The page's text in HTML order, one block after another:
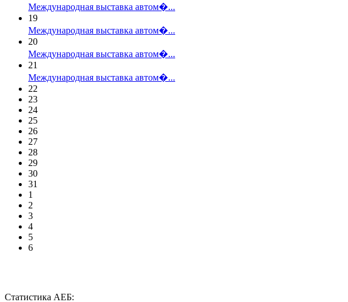
Международная выставка автом�...
19
Международная выставка автом�...
20
Международная выставка автом�...
21
Международная выставка автом�...
22
23
24
25
26
27
28
29
30
31
1
2
3
4
5
6
Статистика АЕБ: